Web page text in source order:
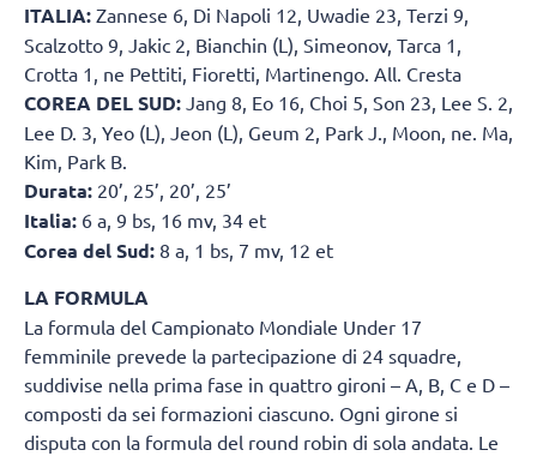
ITALIA: Zannese 6, Di Napoli 12, Uwadie 23, Terzi 9,
Scalzotto 9, Jakic 2, Bianchin (L), Simeonov, Tarca 1,
Crotta 1, ne Pettiti, Fioretti, Martinengo. All. Cresta
COREA DEL SUD: Jang 8, Eo 16, Choi 5, Son 23, Lee S. 2,
Lee D. 3, Yeo (L), Jeon (L), Geum 2, Park J., Moon, ne. Ma,
Kim, Park B.
Durata: 20’, 25’, 20’, 25’
Italia: 6 a, 9 bs, 16 mv, 34 et
Corea del Sud: 8 a, 1 bs, 7 mv, 12 et
LA FORMULA
La formula del Campionato Mondiale Under 17
femminile prevede la partecipazione di 24 squadre,
suddivise nella prima fase in quattro gironi – A, B, C e D –
composti da sei formazioni ciascuno. Ogni girone si
disputa con la formula del round robin di sola andata. Le